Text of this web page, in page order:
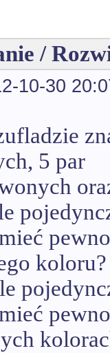
/
10-30
5 par
koloru?